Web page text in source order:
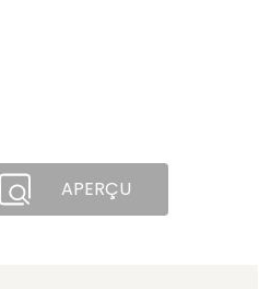
APERÇU